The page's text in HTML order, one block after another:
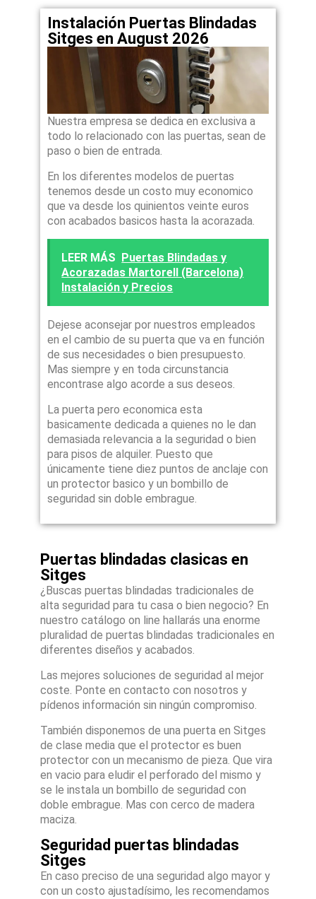
Instalación Puertas Blindadas
Sitges en August 2026
Nuestra empresa se dedica en exclusiva a
todo lo relacionado con las puertas, sean de
paso o bien de entrada.
En los diferentes modelos de puertas
tenemos desde un costo muy economico
que va desde los quinientos veinte euros
con acabados basicos hasta la acorazada.
LEER MÁS Puertas Blindadas y
Acorazadas Martorell (Barcelona)
Instalación y Precios
Dejese aconsejar por nuestros empleados
en el cambio de su puerta que va en función
de sus necesidades o bien presupuesto.
Mas siempre y en toda circunstancia
encontrase algo acorde a sus deseos.
La puerta pero economica esta
basicamente dedicada a quienes no le dan
demasiada relevancia a la seguridad o bien
para pisos de alquiler. Puesto que
únicamente tiene diez puntos de anclaje con
un protector basico y un bombillo de
seguridad sin doble embrague.
Puertas blindadas clasicas en
Sitges
¿Buscas puertas blindadas tradicionales de
alta seguridad para tu casa o bien negocio? En
nuestro catálogo on line hallarás una enorme
pluralidad de puertas blindadas tradicionales en
diferentes diseños y acabados.
Las mejores soluciones de seguridad al mejor
coste. Ponte en contacto con nosotros y
pídenos información sin ningún compromiso.
También disponemos de una puerta en Sitges
de clase media que el protector es buen
protector con un mecanismo de pieza. Que vira
en vacio para eludir el perforado del mismo y
se le instala un bombillo de seguridad con
doble embrague. Mas con cerco de madera
maciza.
Seguridad puertas blindadas
Sitges
En caso preciso de una seguridad algo mayor y
con un costo ajustadísimo, les recomendamos